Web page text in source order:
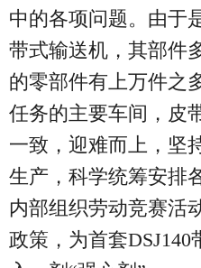
中的各项问题。由于
带式输送机，其部件
的零部件有上万件之
任务的主要车间，皮
一致，迎难而上，坚
生产，科学统筹安排
内部组织劳动竞赛活
政策，为首套